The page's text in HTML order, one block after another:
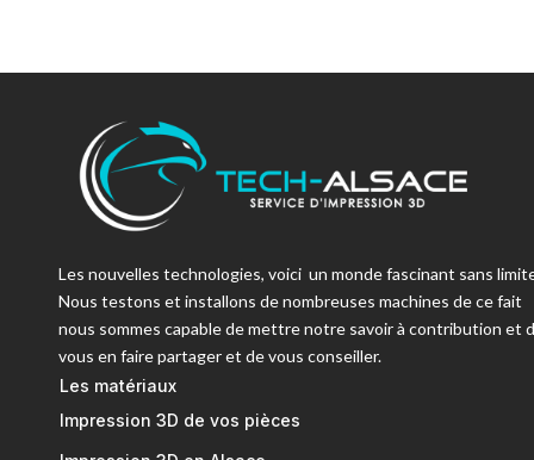
Les nouvelles technologies, voici un monde fascinant sans
Nous testons et installons de nombreuses machines de ce fait
nous sommes capable de mettre notre savoir à contribution et
vous en faire partager et de vous conseiller.
Les matériaux
Impression 3D de vos pièces